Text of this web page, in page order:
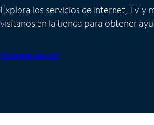
Explora los servicios de Internet, TV y
visítanos en la tienda para obtener
Programa una cita